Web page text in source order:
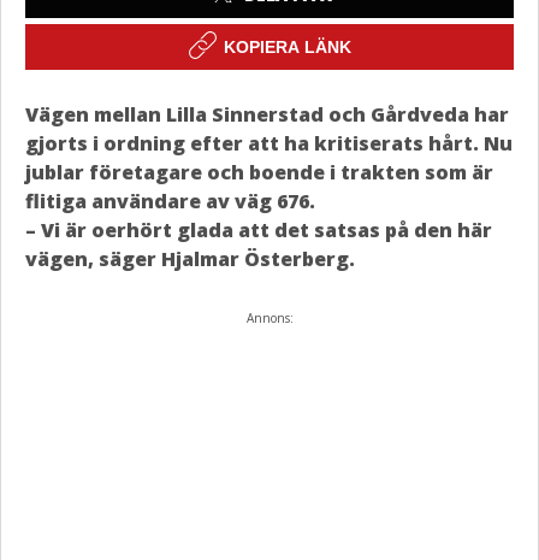
KOPIERA LÄNK
Vägen mellan Lilla Sinnerstad och Gårdveda har
gjorts i ordning efter att ha kritiserats hårt. Nu
jublar företagare och boende i trakten som är
flitiga användare av väg 676.
– Vi är oerhört glada att det satsas på den här
vägen, säger Hjalmar Österberg.
Annons: